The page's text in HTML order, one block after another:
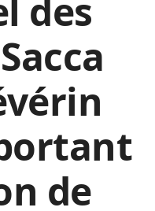
des
de